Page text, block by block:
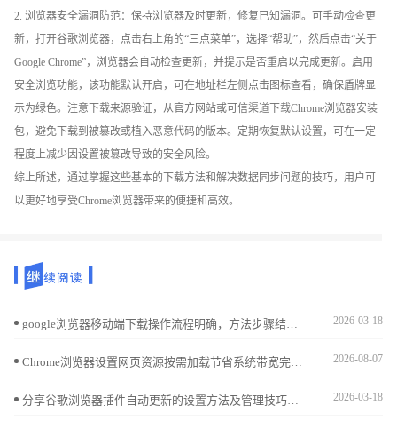
2. 浏览器安全漏洞防范：保持浏览器及时更新，修复已知漏洞。可手动检查更
新，打开谷歌浏览器，点击右上角的“三点菜单”，选择“帮助”，然后点击“关于
Google Chrome”，浏览器会自动检查更新，并提示是否重启以完成更新。启用
安全浏览功能，该功能默认开启，可在地址栏左侧点击图标查看，确保盾牌显
示为绿色。注意下载来源验证，从官方网站或可信渠道下载Chrome浏览器安装
包，避免下载到被篡改或植入恶意代码的版本。定期恢复默认设置，可在一定
程度上减少因设置被篡改导致的安全风险。
综上所述，通过掌握这些基本的下载方法和解决数据同步问题的技巧，用户可
以更好地享受Chrome浏览器带来的便捷和高效。
2026-03-18
2026-08-07
2026-03-18